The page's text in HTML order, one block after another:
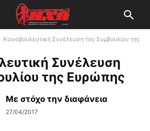
Κοινοβουλευτική Συνέλευση του Συμβουλίου της
Συνέλευση
της Ευρώπης
Με στόχο την διαφάνεια
27/04/2017